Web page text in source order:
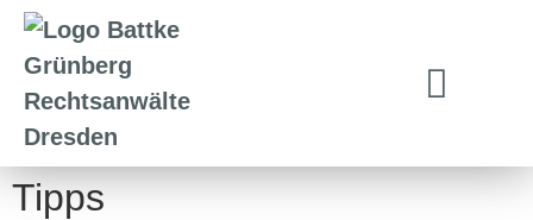
Tipps